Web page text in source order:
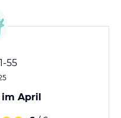
55
im April